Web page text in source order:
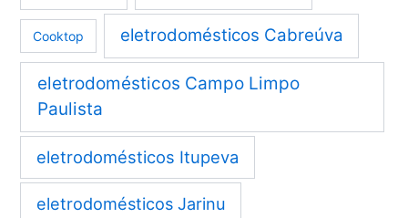
Cooktop eletrodomésticos Cabreúva
eletrodomésticos Campo Limpo
Paulista
eletrodomésticos Itupeva
eletrodomésticos Jarinu